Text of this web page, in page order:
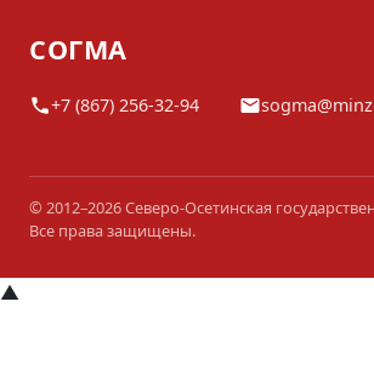
СОГМА
+7 (867) 256-32-94
© 2012–2026 Северо-Осетинская
Все права защищены.
▲